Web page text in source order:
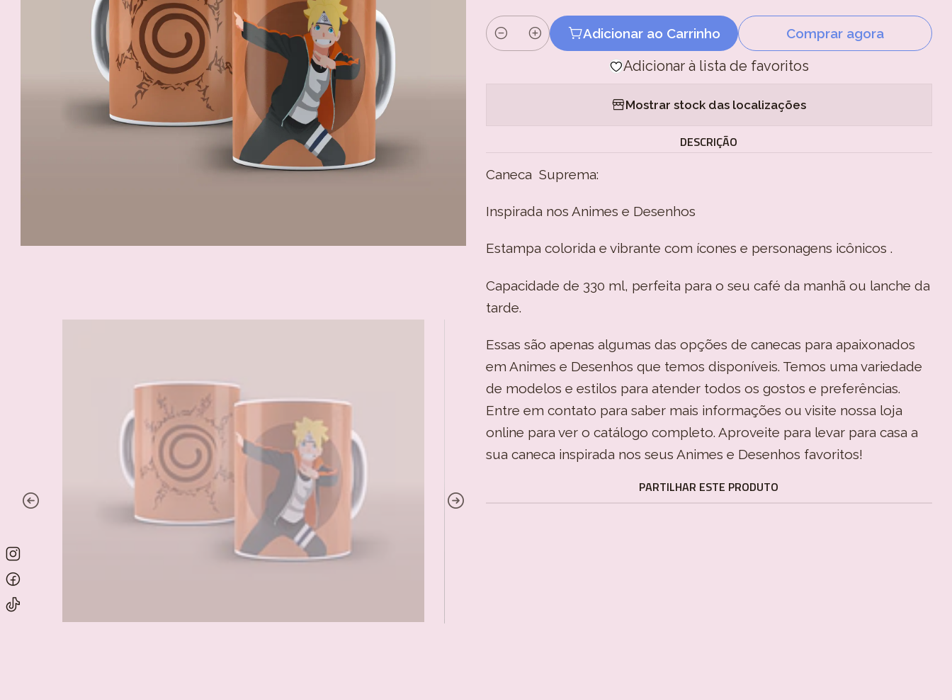
Quantidade
Adicionar ao Carrinho Comprar agora
Adicionar à lista de favoritos
Mostrar stock das localizações
DESCRIÇÃO
Caneca Suprema:
Inspirada nos Animes e Desenhos
Estampa colorida e vibrante com ícones e personagens icônicos .
Capacidade de 330 ml, perfeita para o seu café da manhã ou lanche da
tarde.
Essas são apenas algumas das opções de canecas para apaixonados
em Animes e Desenhos que temos disponíveis. Temos uma variedade
de modelos e estilos para atender todos os gostos e preferências.
Entre em contato para saber mais informações ou visite nossa loja
online para ver o catálogo completo. Aproveite para levar para casa a
sua caneca inspirada nos seus Animes e Desenhos favoritos!
PARTILHAR ESTE PRODUTO